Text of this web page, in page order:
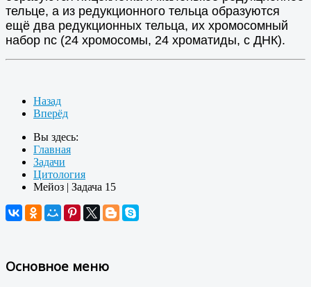
тельце, а из редукционного тельца образуются
ещё два редукционных тельца, их хромосомный
набор nc (24 хромосомы, 24 хроматиды, c ДНК).
Назад
Вперёд
Вы здесь:
Главная
Задачи
Цитология
Мейоз | Задача 15
Основное меню